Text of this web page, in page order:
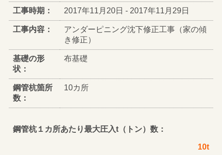
工事時期： 2017年11月20日 - 2017年11月29日
工事内容：
アンダーピニング沈下修正工事（家の傾
き修正）
基礎の形
状：
布基礎
鋼管杭箇所
数：
10カ所
鋼管杭１カ所あたり最大圧入t（トン）数：
10t